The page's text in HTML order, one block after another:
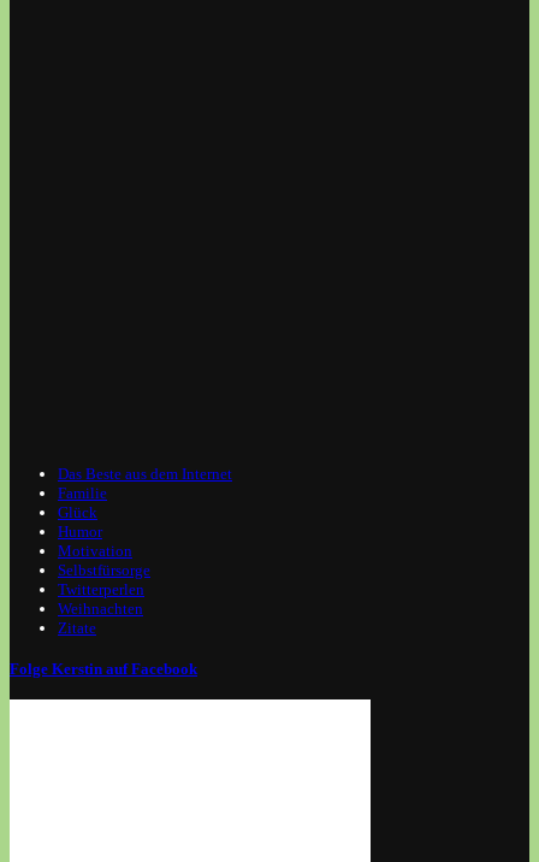
Das Beste aus dem Internet
Familie
Glück
Humor
Motivation
Selbstfürsorge
Twitterperlen
Weihnachten
Zitate
Folge Kerstin auf Facebook